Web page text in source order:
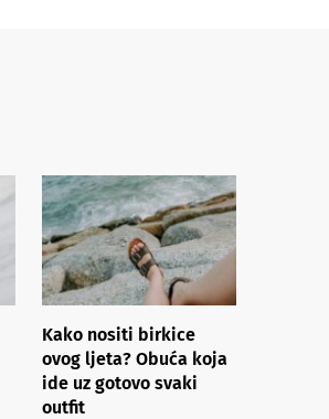
Kako nositi birkice
ovog ljeta? Obuća koja
ide uz gotovo svaki
outfit